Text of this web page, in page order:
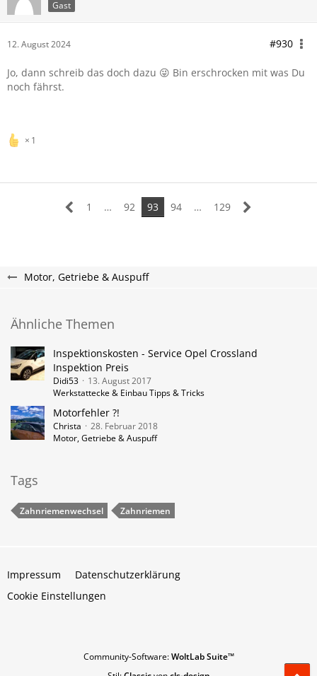
Gast
12. August 2024 #930
Jo, dann schreib das doch dazu 😜 Bin erschrocken mit was Du
noch fährst.
1
1 … 92 93 94 … 129
Motor, Getriebe & Auspuff
Ähnliche Themen
Inspektionskosten - Service Opel Crossland
Inspektion Preis
Didi53
13. August 2017
Werkstattecke & Einbau Tipps & Tricks
Motorfehler ?!
Christa
28. Februar 2018
Motor, Getriebe & Auspuff
Tags
Zahnriemenwechsel Zahnriemen
Impressum
Datenschutzerklärung
Cookie Einstellungen
Community-Software:WoltLab Suite™